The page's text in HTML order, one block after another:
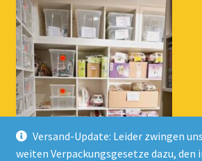
Versand-Update: Leider zwingen
weiten Verpackungsgesetze dazu,